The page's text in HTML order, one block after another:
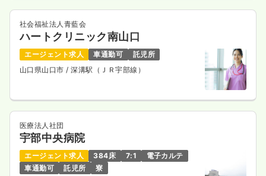
社会福祉法人青藍会
ハートクリニック南山口
エージェント求人 車通勤可
託児所
山口県山口市/ 深溝駅（ＪＲ宇部線）
医療法人社団
宇部中央病院
エージェント求人 384床 7:1
電子カルテ
車通勤可
託児所 寮